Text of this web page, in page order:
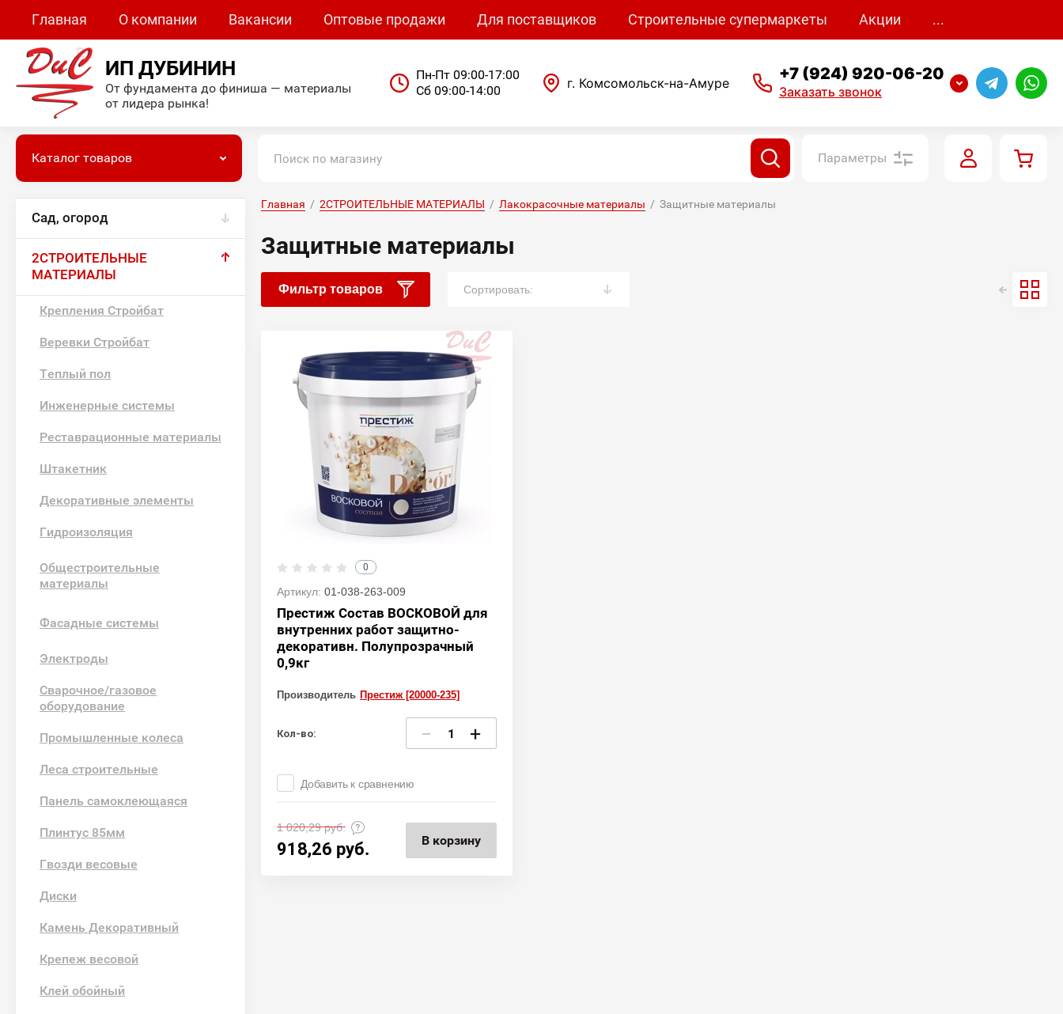
Главная О компании Вакансии Оптовые продажи Для поставщиков Строительные супермаркеты Акции ...
ИП ДУБИНИН
От фундамента до финиша — материалы
от лидера рынка!
Пн-Пт 09:00-17:00
Сб 09:00-14:00
г. Комсомольск-на-Амуре +7 (924) 920-06-20
Заказать звонок
Каталог товаров Параметры
Сад, огород
2СТРОИТЕЛЬНЫЕ
МАТЕРИАЛЫ
Крепления Стройбат
Веревки Стройбат
Теплый пол
Инженерные системы
Реставрационные материалы
Штакетник
Декоративные элементы
Гидроизоляция
Общестроительные
материалы
Фасадные системы
Электроды
Сварочное/газовое
оборудование
Промышленные колеса
Леса строительные
Панель самоклеющаяся
Плинтус 85мм
Гвозди весовые
Диски
Камень Декоративный
Крепеж весовой
Клей обойный
Главная
  /
2СТРОИТЕЛЬНЫЕ МАТЕРИАЛЫ
  /
Лакокрасочные материалы
  /  Защитные материалы
Защитные материалы
Фильтр товаров Сортировать:
0
Артикул: 01-038-263-009
Престиж Состав ВОСКОВОЙ для
внутренних работ защитно-
декоративн. Полупрозрачный
0,9кг
Производитель Престиж [20000-235]
Кол-во: − +
Добавить к сравнению
1 020,29руб.
918,26 руб. В корзину